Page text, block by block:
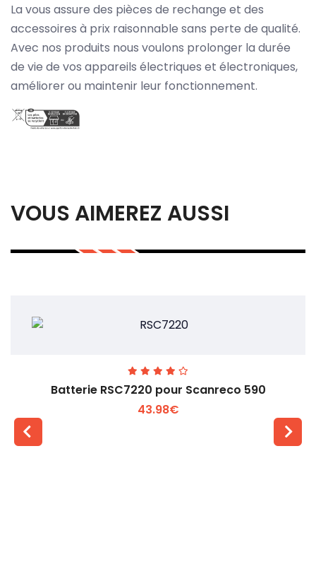
La vous assure des pièces de rechange et des
accessoires à prix raisonnable sans perte de qualité.
Avec nos produits nous voulons prolonger la durée
de vie de vos appareils électriques et électroniques,
améliorer ou maintenir leur fonctionnement.
VOUS AIMEREZ AUSSI
Batterie RSC7220 pour Scanreco 590
43.98€